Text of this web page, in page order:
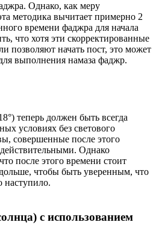
Однако, как меру
методика вычитает примерно 2
времени фаджра для начала
что хотя эти скорректированные
позволяют начать пост, это может
выполнения намаза фаджр.
теперь должен быть всегда
условиях без светового
совершенные после этого
Однако
после этого времени стоит
чтобы быть уверенным, что
наступило.
с использованием